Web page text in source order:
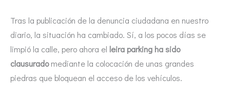
Tras la publicación de la denuncia ciudadana en nuestro
diario, la situación ha cambiado. Sí, a los pocos días se
limpió la calle, pero ahora el leira parking ha sido
clausuradomediante la colocación de unas grandes
piedras que bloquean el acceso de los vehículos.